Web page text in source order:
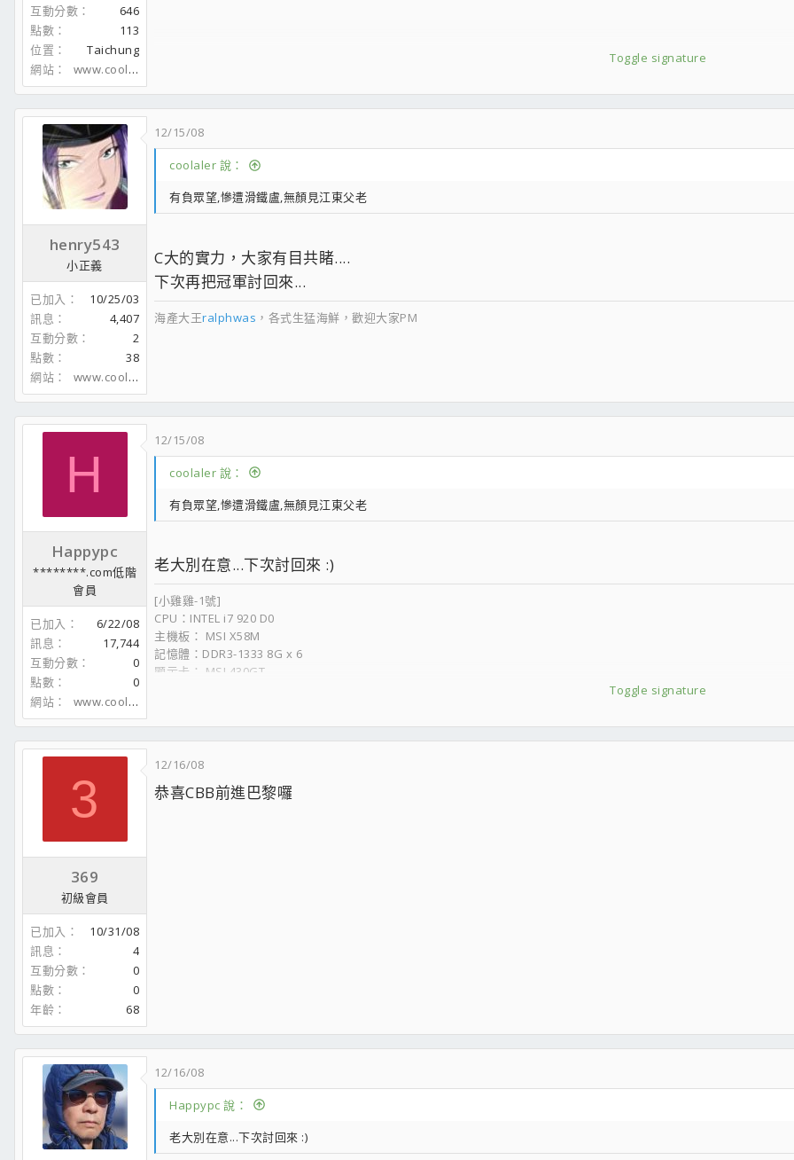
互動分數
646
點數
113
位置
Taichung
網站
www.coolaler.com
Toggle signature
henry543
小正義
已加入
10/25/03
訊息
4,407
互動分數
2
點數
38
網站
www.coolaler.com
12/15/08
coolaler 說：
有負眾望,慘遭滑鐵盧,無顏見江東父老
C大的實力，大家有目共睹....
下次再把冠軍討回來...
海產大王ralphwas ，各式生猛海鮮，歡迎大家PM
H
Happypc
********.com低階
會員
已加入
6/22/08
訊息
17,744
互動分數
0
點數
0
網站
www.coolaler.com
12/15/08
coolaler 說：
有負眾望,慘遭滑鐵盧,無顏見江東父老
老大別在意...下次討回來 :)
Toggle signature
[小雞雞-1號]
CPU：INTEL i7 920 D0
主機板： MSI X58M
記憶體：DDR3-1333 8G x 6
顯示卡： MSI 430GT
電源供應器：1000W
顯示器: 石頭牌 24 吋
3
369
初級會員
已加入
10/31/08
訊息
4
互動分數
0
點數
0
年齡
68
12/16/08
恭喜CBB前進巴黎囉
12/16/08
Happypc 說：
老大別在意...下次討回來 :)